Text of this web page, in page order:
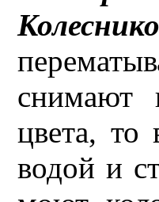
снимают
цвета, то
водой и